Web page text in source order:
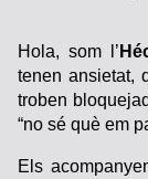
Hola, som l’
tenen ansietat,
troben
“no sé què em
Els